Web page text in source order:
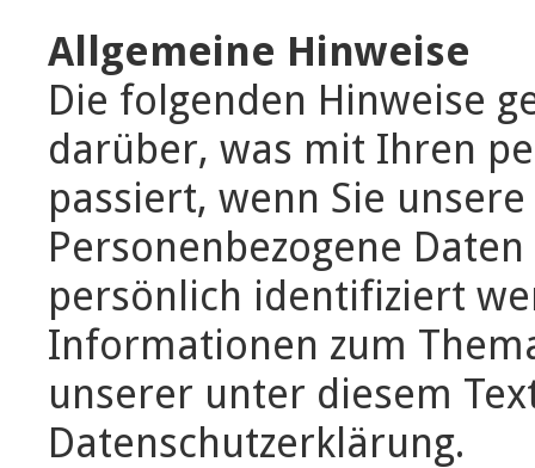
Allgemeine Hinweise
Die folgenden Hinweise
darüber, was mit Ihren
passiert, wenn Sie
Personenbezogene
persönlich identifiziert
Informationen zum
unserer unter diesem
Datenschutzerklärung.